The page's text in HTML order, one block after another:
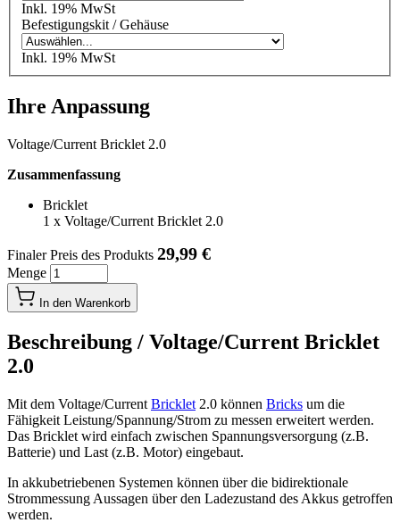
Inkl. 19% MwSt
Befestigungskit / Gehäuse
Inkl. 19% MwSt
Ihre Anpassung
Voltage/Current Bricklet 2.0
Zusammenfassung
Bricklet
1 x Voltage/Current Bricklet 2.0
Finaler Preis des Produkts 29,99 €
Menge
In den Warenkorb
Beschreibung / Voltage/Current Bricklet
2.0
Mit dem Voltage/Current Bricklet 2.0 können Bricks um die
Fähigkeit Leistung/Spannung/Strom zu messen erweitert werden.
Das Bricklet wird einfach zwischen Spannungsversorgung (z.B.
Batterie) und Last (z.B. Motor) eingebaut.
In akkubetriebenen Systemen können über die bidirektionale
Strommessung Aussagen über den Ladezustand des Akkus getroffen
werden.